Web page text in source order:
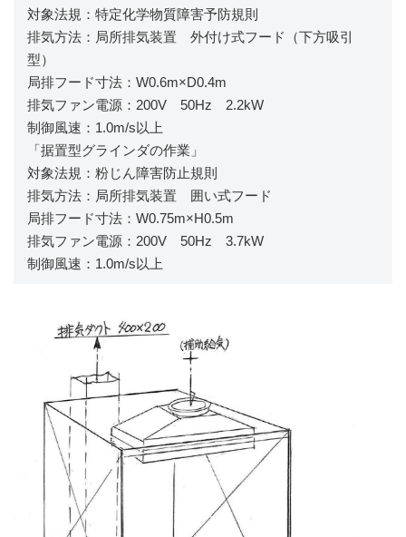
対象法規：特定化学物質障害予防規則
排気方法：局所排気装置 外付け式フード（下方吸引
型）
局排フード寸法：W0.6m×D0.4m
排気ファン電源：200V 50Hz 2.2kW
制御風速：1.0m/s以上
「据置型グラインダの作業」
対象法規：粉じん障害防止規則
排気方法：局所排気装置 囲い式フード
局排フード寸法：W0.75m×H0.5m
排気ファン電源：200V 50Hz 3.7kW
制御風速：1.0m/s以上